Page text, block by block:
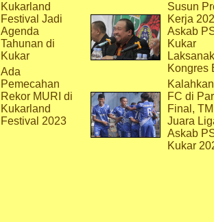
Kukarland
Festival Jadi
Agenda
Tahunan di
Kukar
Ada
Pemecahan
Rekor MURI di
Kukarland
Festival 2023
Susun
Kerja
Askab
Kukar
Kongres
FC di
Final,
Juara
Askab
Kukar